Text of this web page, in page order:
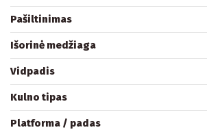
Pašiltinimas
Išorinė medžiaga
Vidpadis
Kulno tipas
Platforma / padas